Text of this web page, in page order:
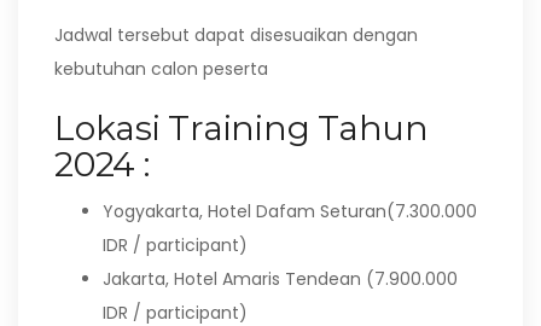
Jadwal tersebut dapat disesuaikan dengan
kebutuhan calon peserta
Lokasi Training Tahun
2024 :
Yogyakarta, Hotel Dafam Seturan(7.300.000
IDR / participant)
Jakarta, Hotel Amaris Tendean (7.900.000
IDR / participant)